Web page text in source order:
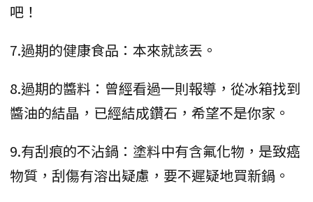
吧！
7.過期的健康食品：本來就該丟。
8.過期的醬料：曾經看過一則報導，從冰箱找到
醬油的結晶，已經結成鑽石，希望不是你家。
9.有刮痕的不沾鍋：塗料中有含氟化物，是致癌
物質，刮傷有溶出疑慮，要不遲疑地買新鍋。